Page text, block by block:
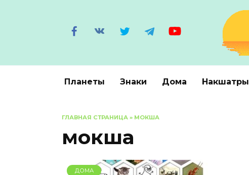
Планеты Знаки Дома Накшатры
ГЛАВНАЯ СТРАНИЦА » МОКША
мокша
ДОМА